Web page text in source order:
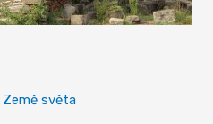
Země světa